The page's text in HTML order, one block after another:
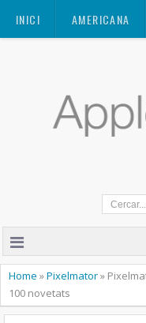
INICI AMERICANA
Home »Pixelmator»
100 novetats